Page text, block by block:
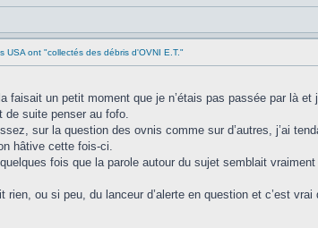
USA ont "collectés des débris d'OVNI E.T."
faisait un petit moment que je n’étais pas passée par là et
de suite penser au fofo.
sur la question des ovnis comme sur d’autres, j’ai
hâtive cette fois-ci.
fois que la parole autour du sujet semblait
rien, ou si peu, du lanceur d’alerte en question et c’est